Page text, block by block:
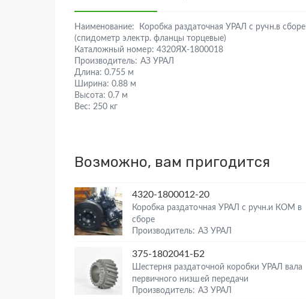
Наименование:
Коробка раздаточная УРАЛ с ручн.в сборе
(спидометр электр. фланцы торцевые)
Каталожный номер: 4320ЯХ-1800018
Производитель: АЗ УРАЛ
Длина: 0.755 м
Ширина: 0.88 м
Высота: 0.7 м
Вес: 250 кг
Возможно, вам пригодится
4320-1800012-20
Коробка раздаточная УРАЛ с ручн.и КОМ в
сборе
Производитель: АЗ УРАЛ
375-1802041-Б2
Шестерня раздаточной коробки УРАЛ вала
первичного низшей передачи
Производитель: АЗ УРАЛ